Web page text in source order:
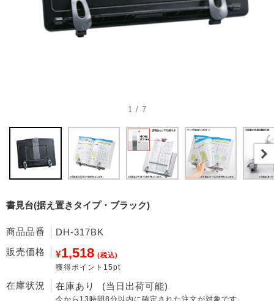
1 / 7
書見台(据え置きタイプ・ブラック)
商品品番
DH-317BK
販売価格
¥1,518 (税込)
獲得ポイント15pt
在庫状況 在庫あり (当日出荷可能)
今から 13時間8分 以内に確定された注文が対象です。